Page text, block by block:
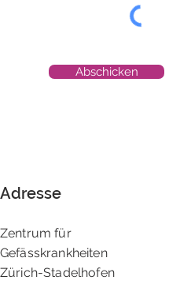
Abschicken
Adresse
Zentrum für
Gefässkrankheiten
Zürich-Stadelhofen